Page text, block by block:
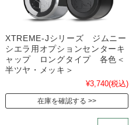
XTREME-Jシリーズ ジムニー
シエラ用オプションセンターキ
ャップ ロングタイプ 各色＜
半ツヤ・メッキ＞
¥3,740(税込)
在庫を確認する